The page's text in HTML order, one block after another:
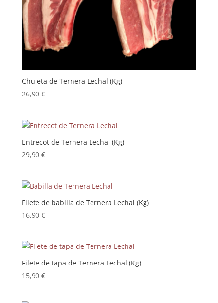
Chuleta de Ternera Lechal (Kg)
26,90 €
Entrecot de Ternera Lechal (Kg)
29,90 €
Filete de babilla de Ternera Lechal (Kg)
16,90 €
Filete de tapa de Ternera Lechal (Kg)
15,90 €